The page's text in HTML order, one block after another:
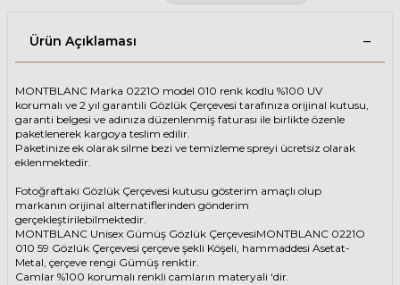
Ürün Açıklaması
MONTBLANC Marka 0221O model 010 renk kodlu %100 UV
korumalı ve 2 yıl garantili Gözlük Çerçevesi tarafınıza orijinal kutusu,
garanti belgesi ve adınıza düzenlenmiş faturası ile birlikte özenle
paketlenerek kargoya teslim edilir.
Paketinize ek olarak silme bezi ve temizleme spreyi ücretsiz olarak
eklenmektedir.
Fotoğraftaki Gözlük Çerçevesi kutusu gösterim amaçlı olup
markanın orijinal alternatiflerinden gönderim
gerçekleştirilebilmektedir.
MONTBLANC Unisex Gümüş Gözlük ÇerçevesiMONTBLANC 0221O
010 59 Gözlük Çerçevesi çerçeve şekli Köşeli, hammaddesi Asetat-
Metal, çerçeve rengi Gümüş renktir.
Camlar %100 korumalı renkli camların materyali ‘dir.